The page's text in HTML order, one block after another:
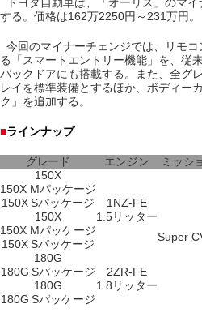
する。価格は162万2250円～231万円。
今回のマイナーチェンジでは、リモ
る「スマートエントリー機能」を、従
バックドアにも搭載する。また、全グ
レイを標準装備とするほか、ボディー
ク」を追加する。
■ラインナップ
グレード エンジン ミッシ
150X
1NZ-FE
1.5リッター
Super
150X Mパッケージ
150X Sパッケージ
150X
150X Mパッケージ
150X Sパッケージ
180G
2ZR-FE
1.8リッター
180G Sパッケージ
180G
180G Sパッケージ